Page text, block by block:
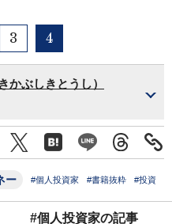
3 4
かぶしきとうし）
ー #個人投資家 #書籍抜粋 #投資
#個人投資家の記事